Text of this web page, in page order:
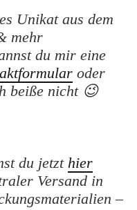
Unikat aus dem
mehr
du mir eine
oder
beiße nicht 😉
du jetzt hier
Versand in
–